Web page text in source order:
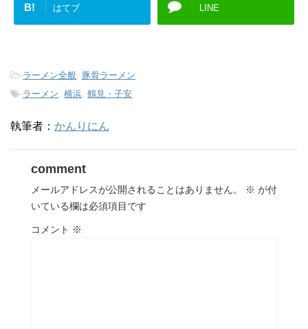
B! はてブ LINE
-ラーメン全般
豚骨ラーメン
-ラーメン 横浜 鶴見・子安
執筆者： かんりにん
comment
メールアドレスが公開されることはありません。 ※ が付
いている欄は必須項目です
コメント ※